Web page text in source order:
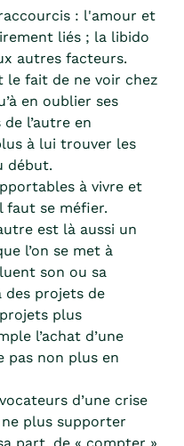
: l'amour et
liés ; la libido
autres facteurs.
le fait de ne voir chez
en oublier ses
l’autre en
à lui trouver les
début.
à vivre et
faut se méfier.
est là aussi un
l’on se met à
son ou sa
des projets de
plus
l’achat d’une
pas non plus en
d’une crise
plus supporter